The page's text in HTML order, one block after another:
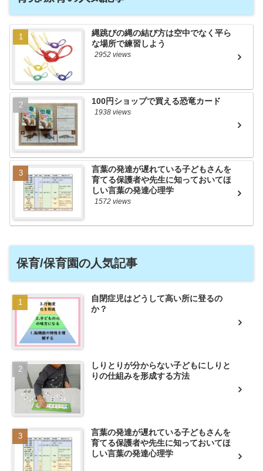
縄跳びの縄の結び方は空中でなく平ら
な場所で練習しよう
2952 views
100円ショップで買える恐竜カード
1938 views
言葉の発達が遅れている子どもさんを
育てる保護者や先生に知っておいてほ
しい言葉の発達心理学
1572 views
保育/保育園の人気記事
自閉症児はどうして高い所に登るの
か？
しりとりが分からない子どもにしりと
りの仕組みを形成する方法
言葉の発達が遅れている子どもさんを
育てる保護者や先生に知っておいてほ
しい言葉の発達心理学